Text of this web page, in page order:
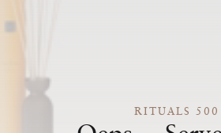
RITUALS 500